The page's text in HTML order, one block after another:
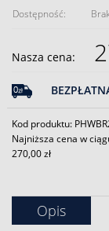
Dostępność:
Nasza cena:
Kod produktu:
Najniższa cena w
270,00 zł
Opis